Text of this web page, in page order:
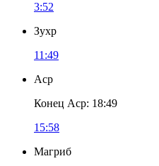
3:52
Зухр
11:49
Аср
Конец Аср: 18:49
15:58
Магриб